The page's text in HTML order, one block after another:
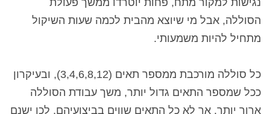
נגישות למקור מתח, פחות יוטרדו ממשך פעולת
הסוללה, אבל מי שיוצא מהבית לכמה שעות השיקול
מתחיל להיות משמעותי.
כל סוללה מורכבת ממספר תאים (3,4,6,8,12
), ובעיקרון
ככל שמספר התאים גדול יותר, משך עבודת הסוללה
ארוך יותר. אך לא כל התאים שווים בביצועיהם, לכן ישנם